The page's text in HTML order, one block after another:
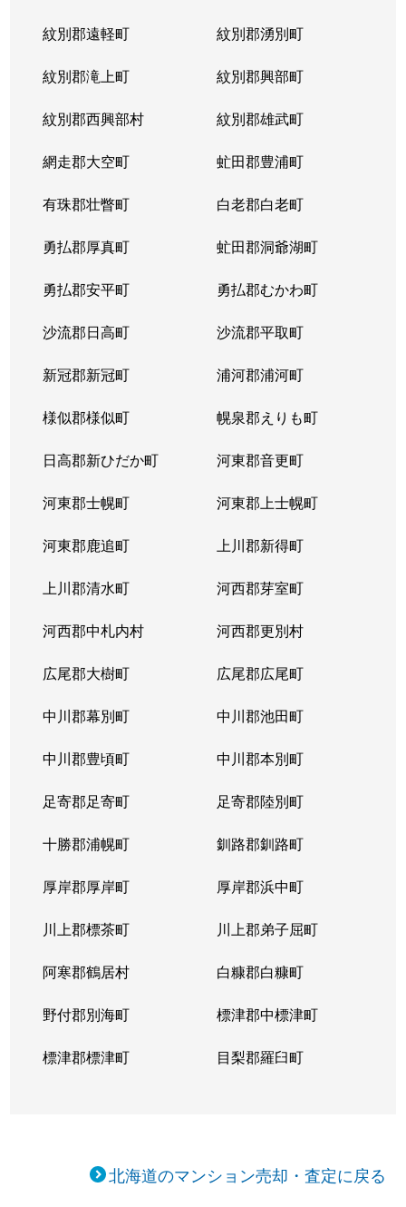
紋別郡遠軽町 紋別郡湧別町
紋別郡滝上町 紋別郡興部町
紋別郡西興部村 紋別郡雄武町
網走郡大空町 虻田郡豊浦町
有珠郡壮瞥町 白老郡白老町
勇払郡厚真町 虻田郡洞爺湖町
勇払郡安平町 勇払郡むかわ町
沙流郡日高町 沙流郡平取町
新冠郡新冠町 浦河郡浦河町
様似郡様似町 幌泉郡えりも町
日高郡新ひだか町 河東郡音更町
河東郡士幌町 河東郡上士幌町
河東郡鹿追町 上川郡新得町
上川郡清水町 河西郡芽室町
河西郡中札内村 河西郡更別村
広尾郡大樹町 広尾郡広尾町
中川郡幕別町 中川郡池田町
中川郡豊頃町 中川郡本別町
足寄郡足寄町 足寄郡陸別町
十勝郡浦幌町 釧路郡釧路町
厚岸郡厚岸町 厚岸郡浜中町
川上郡標茶町 川上郡弟子屈町
阿寒郡鶴居村 白糠郡白糠町
野付郡別海町 標津郡中標津町
標津郡標津町 目梨郡羅臼町
北海道のマンション売却・査定に戻る